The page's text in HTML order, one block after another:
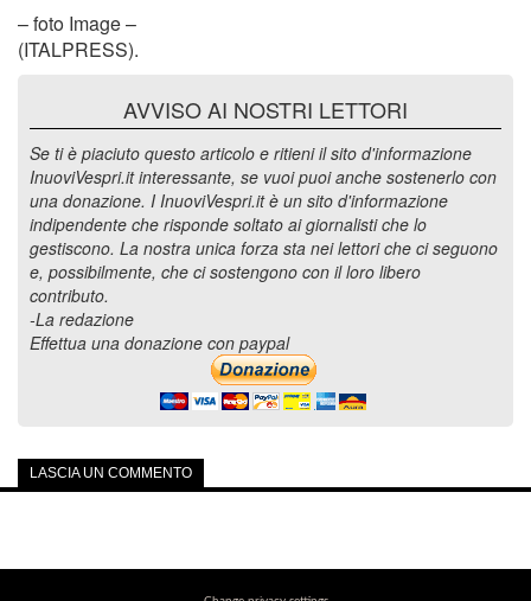
– foto Image –
(ITALPRESS).
AVVISO AI NOSTRI LETTORI
Se ti è piaciuto questo articolo e ritieni il sito d'informazione
InuoviVespri.it interessante, se vuoi puoi anche sostenerlo con
una donazione. I InuoviVespri.it è un sito d'informazione
indipendente che risponde soltato ai giornalisti che lo
gestiscono. La nostra unica forza sta nei lettori che ci seguono
e, possibilmente, che ci sostengono con il loro libero
contributo.
-La redazione
Effettua una donazione con paypal
LASCIA UN COMMENTO